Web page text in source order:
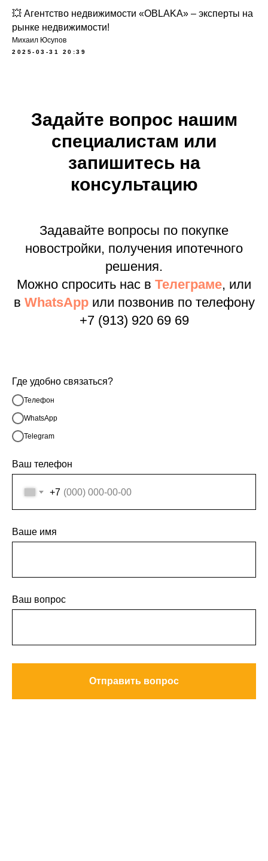
💥 Агентство недвижимости «OBLAKA» – эксперты на
рынке недвижимости!
Михаил Юсупов
2025-03-31 20:39
Задайте вопрос нашим
специалистам или
запишитесь на
консультацию
Задавайте вопросы по покупке
новостройки, получения ипотечного
решения.
Можно спросить нас в Телеграме, или
в WhatsAppили позвонив по телефону
+7 (913) 920 69 69
Где удобно связаться?
Телефон
WhatsApp
Telegram
Ваш телефон
+7
Ваше имя
Ваш вопрос
Отправить вопрос